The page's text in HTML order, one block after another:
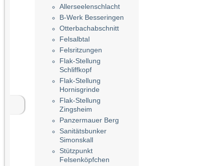
Allerseelenschlacht
B-Werk Besseringen
Otterbachabschnitt
Felsalbtal
Felsritzungen
Flak-Stellung
Schliffkopf
Flak-Stellung
Hornisgrinde
Flak-Stellung
Zingsheim
Panzermauer Berg
Sanitätsbunker
Simonskall
Stützpunkt
Felsenköpfchen